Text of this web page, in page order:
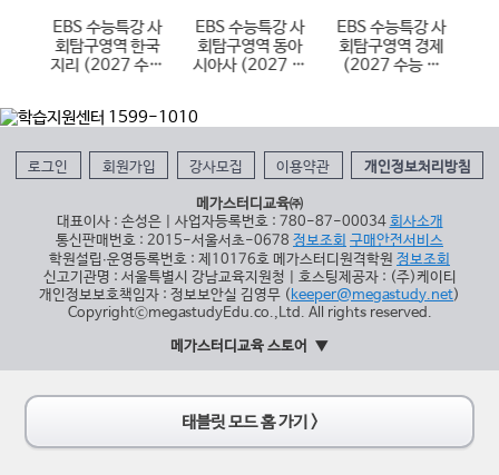
EBS 수능특강 사
회탐구영역 한국
지리 (2027 수능
EBS 수능특강 사
회탐구영역 동아
시아사 (2027 수
EBS 수능특강 사
회탐구영역 경제
(2027 수능 대
로그인 회원가입 강사모집 이용약관 개인정보처리방침
메가스터디교육㈜
대표이사 : 손성은 | 사업자등록번호 : 780-87-00034 회사소개
통신판매번호 : 2015-서울서초-0678 정보조회 구매안전서비스
학원설립∙운영등록번호 : 제10176호 메가스터디원격학원 정보조회
신고기관명 : 서울특별시 강남교육지원청 | 호스팅제공자 : (주)케이티
개인정보보호책임자 : 정보보안실 김영무 (keeper@megastudy.net)
CopyrightⓒmegastudyEdu.co.,Ltd. All rights reserved.
메가스터디교육 스토어
태블릿 모드 홈 가기 >